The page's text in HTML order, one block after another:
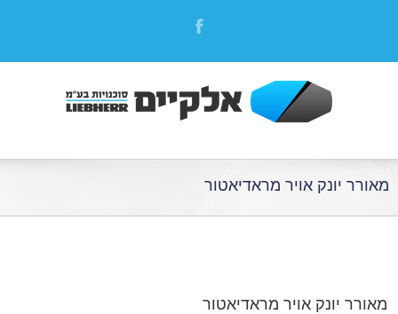
מאורר יונק אויר מראדיאטור
מאורר יונק אויר מראדיאטור